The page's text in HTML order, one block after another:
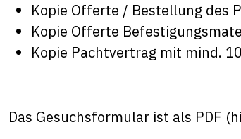
Kopie Offerte / Bestellung des
Kopie Offerte
Kopie Pachtvertrag mit mind.
Das Gesuchsformular ist als PDF (